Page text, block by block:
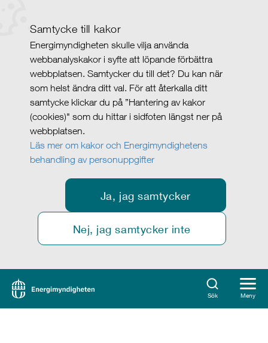
Samtycke till kakor
Energimyndigheten skulle vilja använda
webbanalyskakor i syfte att löpande förbättra
webbplatsen. Samtycker du till det? Du kan när
som helst ändra ditt val. För att återkalla ditt
samtycke klickar du på ”Hantering av kakor
(cookies)" som du hittar i sidfoten längst ner på
webbplatsen.
Läs mer om kakor och Energimyndighetens
behandling av personuppgifter
Ja, jag samtycker
Nej, jag samtycker inte
Sök Meny